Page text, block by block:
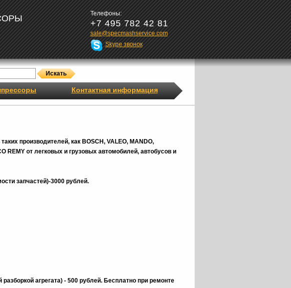
Телефоны:
+7 495 782 42 81
sale@specmashservice.com
Skype звонок
Контактная информация
производителей, как BOSCH, VALEO, MANDO,
REMY от легковых и грузовых автомобилей, автобусов и
запчастей)-3000 рублей.
агрегата) - 500 рублей. Бесплатно при ремонте